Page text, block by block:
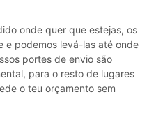
onde quer que estejas, os
e podemos levá-las até onde
portes de envio são
para o resto de lugares
o teu orçamento sem